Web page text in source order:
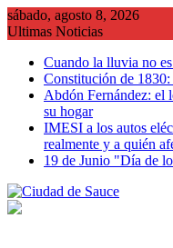
Saltar
al
sábado, agosto 8, 2026
Ultimas Noticias
Cuando la lluvia no
Constitución de
Abdón Fernández: el
su hogar
IMESI a los autos
realmente y a quién
19 de Junio "Día de